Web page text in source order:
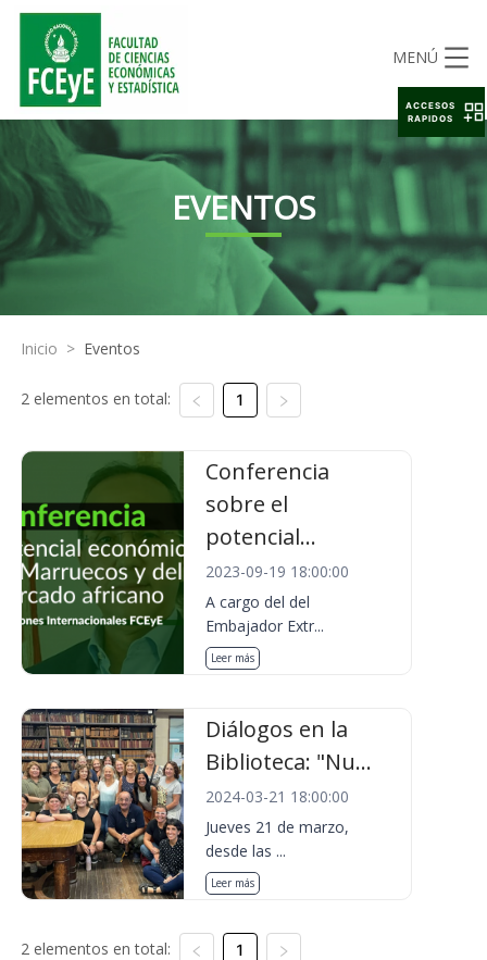
MENÚ
EVENTOS
Inicio > Eventos
2 elementos en total: 1
Conferencia
sobre el
potencial...
2023-09-19 18:00:00
A cargo del del
Embajador Extr...
Leer más
Diálogos en la
Biblioteca: "Nu...
2024-03-21 18:00:00
Jueves 21 de marzo,
desde las ...
Leer más
2 elementos en total: 1
ACCESOS
RAPIDOS